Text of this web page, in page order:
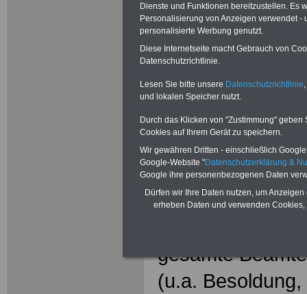
Neu
Beamte
Das beliebte
gesamte
(u.a.
Dienste und Funktionen bereitzustellen. Es
Personalisierung von Anzeigen verwendet
personalisierte Werbung genutzt.
Diese Internetseite macht Gebrauch von
Datenschutzrichtlinie.
Lesen Sie bitte unsere Datenschutzrichtlinie
und lokalen Speicher nutzt.
Durch das Klicken von "Zustimmung"
Cookies auf Ihrem Gerät zu speichern.
Wir gewähren Dritten - einschließlich
Google-Website "Datenschutzerklärung &
Google ihre personenbezogenen Daten
Dürfen wir Ihre Daten nutzen, um
erheben Daten und verwenden